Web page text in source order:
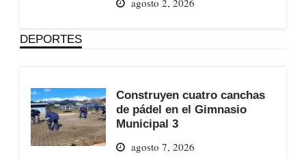
DEPORTES
Construyen cuatro canchas
de pádel en el Gimnasio
Municipal 3
agosto 7, 2026